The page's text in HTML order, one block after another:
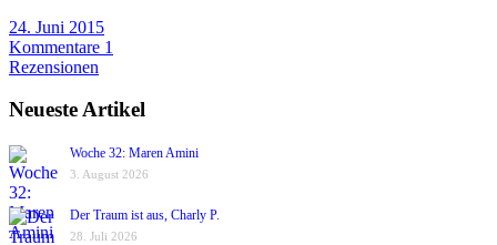
24. Juni 2015
Kommentare 1
Rezensionen
Neueste Artikel
Woche 32: Maren Amini
3. August 2026
Der Traum ist aus, Charly P.
28. Juli 2026